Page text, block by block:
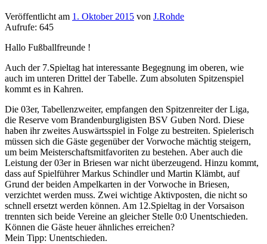
Veröffentlicht am 1. Oktober 2015 von J.Rohde
Aufrufe: 645
Hallo Fußballfreunde !
Auch der 7.Spieltag hat interessante Begegnung im oberen, wie
auch im unteren Drittel der Tabelle. Zum absoluten Spitzenspiel
kommt es in Kahren.
Die 03er, Tabellenzweiter, empfangen den Spitzenreiter der Liga,
die Reserve vom Brandenburgligisten BSV Guben Nord. Diese
haben ihr zweites Auswärtsspiel in Folge zu bestreiten. Spielerisch
müssen sich die Gäste gegenüber der Vorwoche mächtig steigern,
um beim Meisterschaftsmitfavoriten zu bestehen. Aber auch die
Leistung der 03er in Briesen war nicht überzeugend. Hinzu kommt,
dass auf Spielführer Markus Schindler und Martin Klämbt, auf
Grund der beiden Ampelkarten in der Vorwoche in Briesen,
verzichtet werden muss. Zwei wichtige Aktivposten, die nicht so
schnell ersetzt werden können. Am 12.Spieltag in der Vorsaison
trennten sich beide Vereine an gleicher Stelle 0:0 Unentschieden.
Können die Gäste heuer ähnliches erreichen?
Mein Tipp: Unentschieden.